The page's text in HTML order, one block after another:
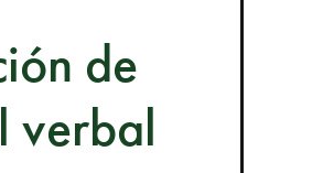
de
verbal